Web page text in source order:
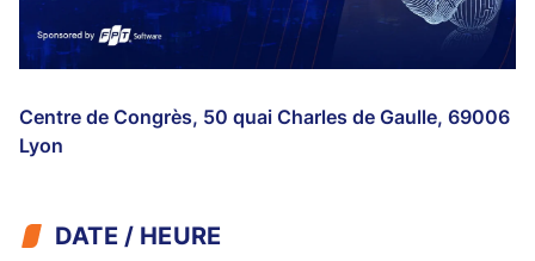
Centre de Congrès, 50 quai Charles de Gaulle, 69006
Lyon
DATE / HEURE